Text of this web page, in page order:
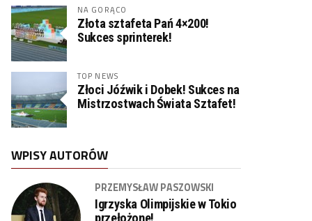
NA GORĄCO
Złota sztafeta Pań 4×200!
Sukces sprinterek!
TOP NEWS
Złoci Jóźwik i Dobek! Sukces na
Mistrzostwach Świata Sztafet!
WPISY AUTORÓW
PRZEMYSŁAW PASZOWSKI
Igrzyska Olimpijskie w Tokio
przełożone!